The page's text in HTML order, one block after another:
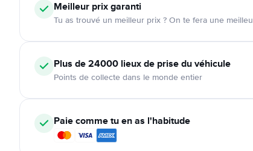
Meilleur prix garanti
Tu as trouvé un meilleur prix ? On te fera une
Plus de 24000 lieux de prise du véhicule
Points de collecte dans le monde entier
Paie comme tu en as l'habitude